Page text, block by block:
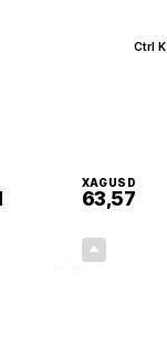
Ctrl K
XAGUSD
63,57